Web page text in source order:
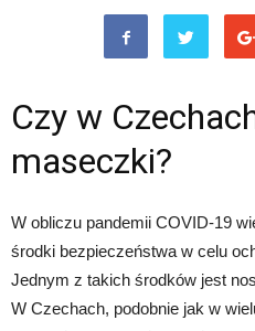
Czy w
maseczki?
W obliczu pandemii COVID-19
środki bezpieczeństwa w celu
Jednym z takich środków jest
W Czechach, podobnie jak w